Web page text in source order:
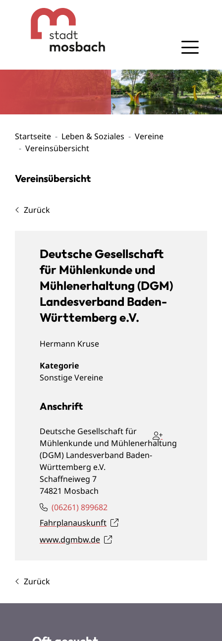
Gehe zum Navigationsbereich
Gehe zum Inhalt
Startseite Leben & Soziales
Vereine
Vereinsübersicht
Vereinsübersicht
Zurück
Deutsche Gesellschaft
für Mühlenkunde und
Mühlenerhaltung (DGM)
Landesverband Baden-
Württemberg e.V.
Hermann Kruse
Sonstige Vereine
Anschrift
Deutsche Gesellschaft für
Mühlenkunde und Mühlenerhaltung
(DGM) Landesverband Baden-
Württemberg e.V.
Schaffneiweg 7
74821 Mosbach
Fahrplanauskunft
(06261) 899682
www.dgmbw.de
Zurück